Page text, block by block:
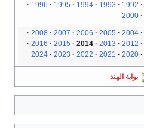
1992
1993
1994
1995
1996
2000
2004
2005
2006
2007
2008
2012
2013
2014
2015
2016
2020
2021
2022
2023
2024
بوابة الهند